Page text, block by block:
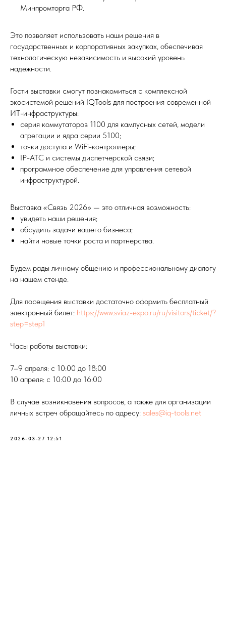
Минпромторга РФ.
Это позволяет использовать наши решения в
государственных и корпоративных закупках, обеспечивая
технологическую независимость и высокий уровень
надежности.
Гости выставки смогут познакомиться с комплексной
экосистемой решений IQTools для построения современной
ИТ-инфраструктуры:
серия коммутаторов 1100 для кампусных сетей, модели
агрегации и ядра серии 5100;
точки доступа и WiFi-контроллеры;
IP-АТС и системы диспетчерской связи;
программное обеспечение для управления сетевой
инфраструктурой.
Выставка «Связь 2026» — это отличная возможность:
увидеть наши решения;
обсудить задачи вашего бизнеса;
найти новые точки роста и партнерства.
Будем рады личному общению и профессиональному диалогу
на нашем стенде.
Для посещения выставки достаточно оформить бесплатный
электронный билет: https://www.sviaz-expo.ru/ru/visitors/ticket/?
step=step1
Часы работы выставки:
7–9 апреля: с 10:00 до 18:00
10 апреля: с 10:00 до 16:00
В случае возникновения вопросов, а также для организации
личных встреч обращайтесь по адресу: sales@iq-tools.net
2026-03-27 12:51